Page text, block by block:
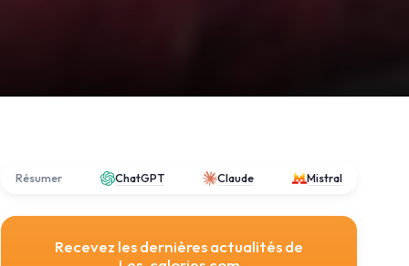
Résumer ChatGPT Claude Mistral
Recevez les dernières actualités de